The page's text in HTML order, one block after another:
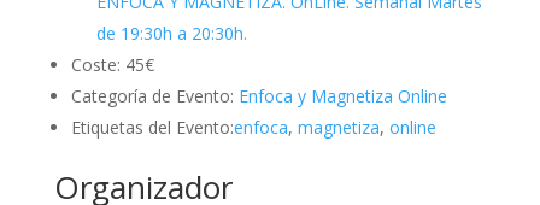
de 19:30h a 20:30h.
Coste: 45€
Categoría de Evento: Enfoca y Magnetiza Online
Etiquetas del Evento:enfoca, magnetiza, online
Organizador